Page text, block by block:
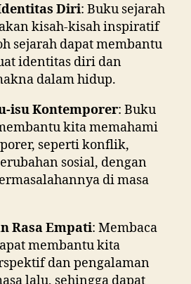
Diri: Buku sejarah
kisah-kisah inspiratif
sejarah dapat membantu
identitas diri dan
dalam hidup.
isu Kontemporer: Buku
kita memahami
seperti konflik,
sosial, dengan
di masa
Rasa Empati: Membaca
membantu kita
dan pengalaman
lalu, sehingga dapat